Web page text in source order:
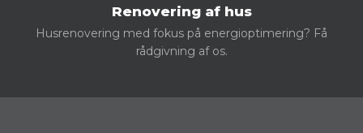
Renovering af hus
Husrenovering med fokus på energioptimering? Få
rådgivning af os.